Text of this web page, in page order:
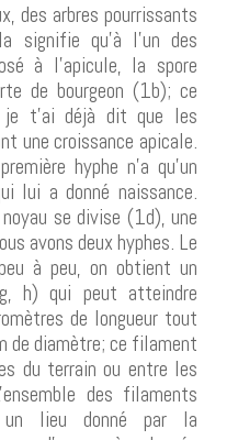
des arbres pourrissants
signifie qu'à l'un des
à l'apicule, la spore
de bourgeon (1b); ce
je t'ai déjà dit que les
une croissance apicale.
hyphe n'a qu'un
lui a donné naissance.
se divise (1d), une
avons deux hyphes. Le
à peu, on obtient un
h) qui peut atteindre
de longueur tout
de diamètre; ce filament
du terrain ou entre les
des filaments
un lieu donné par la